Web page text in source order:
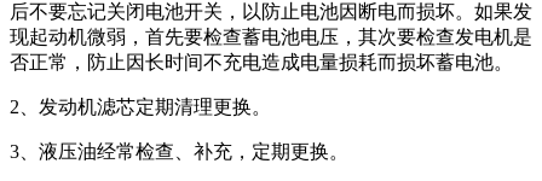
后不要忘记关闭电池开关，以防止电池因断电而损坏。如果发
现起动机微弱，首先要检查蓄电池电压，其次要检查发电机是
否正常，防止因长时间不充电造成电量损耗而损坏蓄电池。
2、发动机滤芯定期清理更换。
3、液压油经常检查、补充，定期更换。